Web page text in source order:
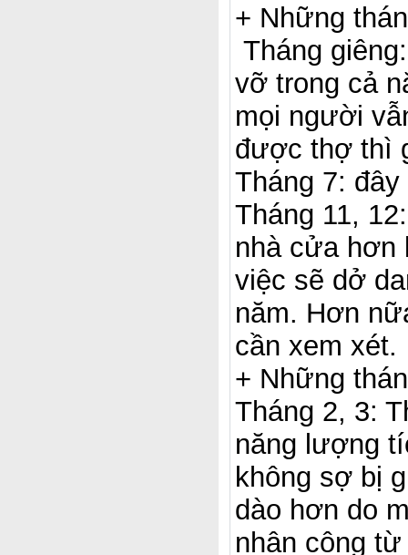
+ Những
Tháng
vỡ trong cả
mọi người
được thợ thì
Tháng 7:
Tháng 11,
nhà cửa hơn
việc sẽ dở
năm. Hơn
cần xem xét.
+ Những
Tháng 2, 3:
năng lượng
không sợ bị
dào hơn do
nhân công